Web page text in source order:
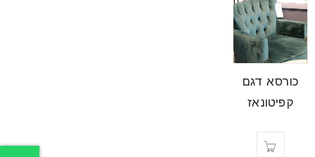
כורסא דגם
קפיטונאז